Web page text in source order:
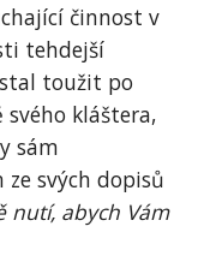
činnost v
tehdejší
toužit po
kláštera,
sám
svých dopisů
nutí, abych Vám